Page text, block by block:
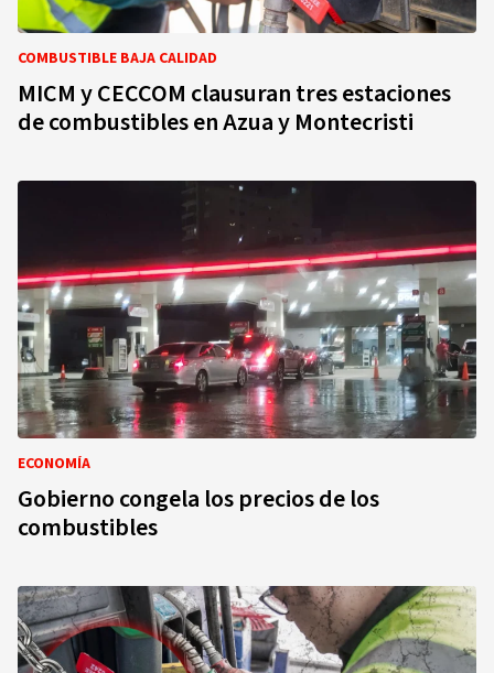
COMBUSTIBLE BAJA CALIDAD
MICM y CECCOM clausuran tres estaciones
de combustibles en Azua y Montecristi
ECONOMÍA
Gobierno congela los precios de los
combustibles